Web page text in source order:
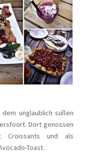
unglaublich süßen
Dort genossen
Croissants und als
Toast.